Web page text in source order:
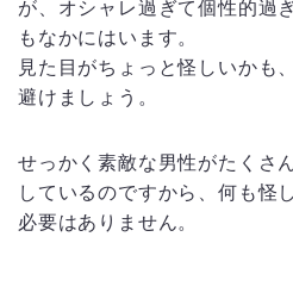
が、オシャレ過ぎて個性的過
もなかにはいます。
見た目がちょっと怪しいかも
避けましょう。
せっかく素敵な男性がたくさ
しているのですから、何も怪
必要はありません。